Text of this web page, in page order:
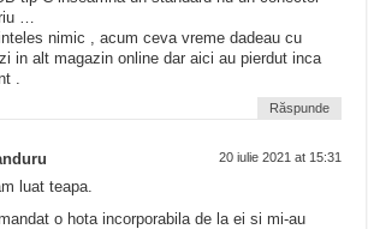
…
nimic , acum ceva vreme dadeau cu
in alt magazin online dar aici au pierdut inca
.
Răspunde
20 iulie 2021 at 15:31
luat teapa.
o hota incorporabila de la ei si mi-au